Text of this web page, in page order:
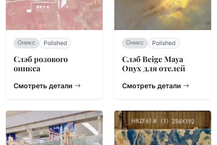
Оникс Polished
Слэб розового
оникса
Смотреть детали
Оникс Polished
Слэб Beige Maya
Onyx для отелей
Смотреть детали